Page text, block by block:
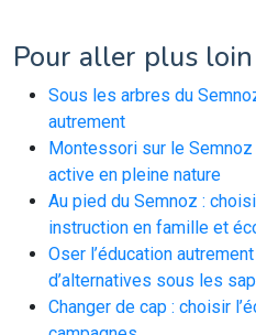
Pour aller plus loin
Sous les arbres du
autrement
Montessori sur le Semnoz
active en pleine nature
Au pied du Semnoz :
instruction en famille et
Oser l’éducation
d’alternatives sous les
Changer de cap : choisir